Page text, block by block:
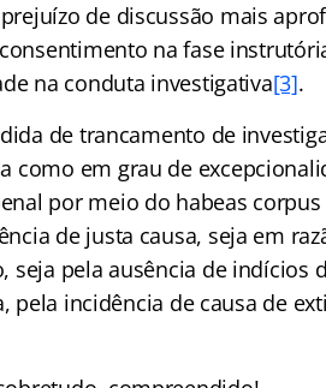
de discussão mais
na fase
na conduta investigativa[3].
de trancamento de
como em grau de
por meio do habeas
de justa causa, seja em
seja pela ausência de indícios
pela incidência de causa de